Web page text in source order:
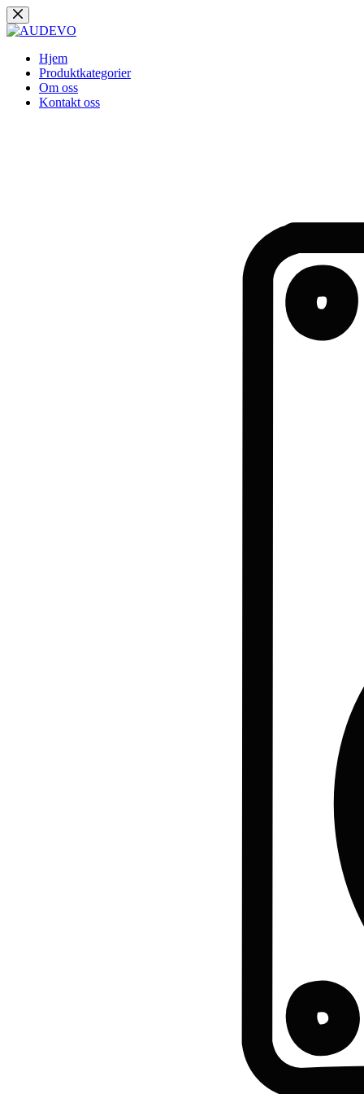
Hopp
til
Hjem
Produktkategorier
Om oss
Kontakt oss